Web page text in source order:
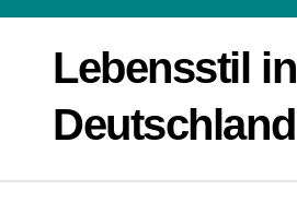
springenLebensstil in
Deutschland